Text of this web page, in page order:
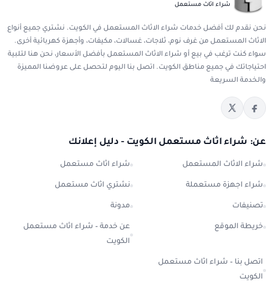
شراء اثاث مستعمل
نحن نقدم لك أفضل خدمات شراء الاثاث المستعمل في الكويت. نشتري جميع أنواع
الاثاث المستعمل من غرف نوم، ثلاجات، غسالات، مكيفات، وأجهزة كهربائية أخرى.
سواء كنت ترغب في بيع أو شراء الاثاث المستعمل بأفضل الأسعار، نحن هنا لتلبية
احتياجاتك في جميع مناطق الكويت. اتصل بنا اليوم لتحصل على عروضنا المميزة
والخدمة السريعة
عن: شراء اثاث مستعمل الكويت - دليل إعلانك
شراء الاثاث المستعمل شراء اثاث مستعمل
شراء اجهزة مستعملة نشتري اثاث مستعمل
تصنيفات مدونة
خريطة الموقع
عن خدمة – شراء اثاث مستعمل
الكويت
اتصل بنا – شراء اثاث مستعمل
الكويت